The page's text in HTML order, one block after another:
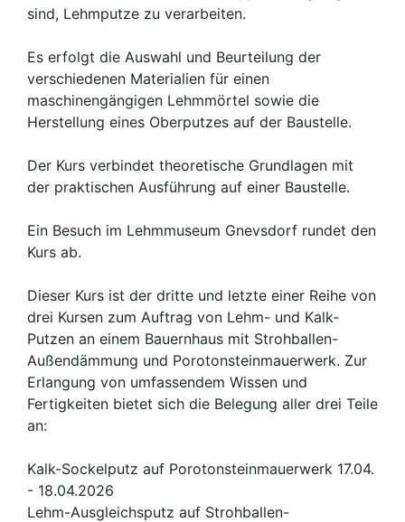
sind, Lehmputze zu verarbeiten.
Es erfolgt die Auswahl und Beurteilung der
verschiedenen Materialien für einen
maschinengängigen Lehmmörtel sowie die
Herstellung eines Oberputzes auf der Baustelle.
Der Kurs verbindet theoretische Grundlagen mit
der praktischen Ausführung auf einer Baustelle.
Ein Besuch im Lehmmuseum Gnevsdorf rundet den
Kurs ab.
Dieser Kurs ist der dritte und letzte einer Reihe von
drei Kursen zum Auftrag von Lehm- und Kalk-
Putzen an einem Bauernhaus mit Strohballen-
Außendämmung und Porotonsteinmauerwerk. Zur
Erlangung von umfassendem Wissen und
Fertigkeiten bietet sich die Belegung aller drei Teile
an:
Kalk-Sockelputz auf Porotonsteinmauerwerk 17.04.
- 18.04.2026
Lehm-Ausgleichsputz auf Strohballen-